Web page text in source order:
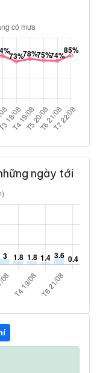
ngày tới